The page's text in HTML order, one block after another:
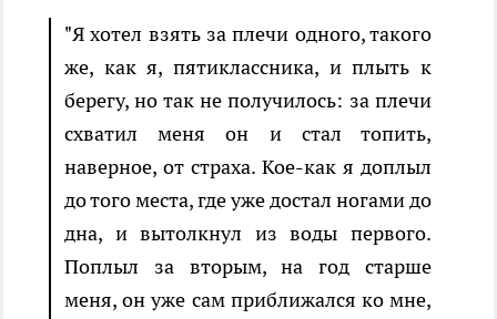
"Я хотел взять за плечи одного, такого
же, как я, пятиклассника, и плыть к
берегу, но так не получилось: за плечи
схватил меня он и стал топить,
наверное, от страха. Кое-как я доплыл
до того места, где уже достал ногами до
дна, и вытолкнул из воды первого.
Поплыл за вторым, на год старше
меня, он уже сам приближался ко мне,